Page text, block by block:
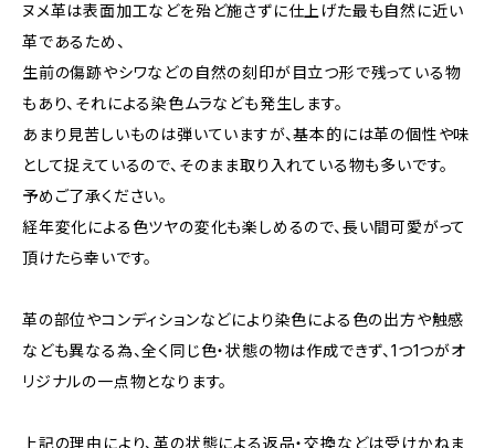
ヌメ革は表面加工などを殆ど施さずに仕上げた最も自然に近い
革であるため、
生前の傷跡やシワなどの自然の刻印が目立つ形で残っている物
もあり、それによる染色ムラなども発生します。
あまり見苦しいものは弾いていますが、基本的には革の個性や味
として捉えているので、そのまま取り入れている物も多いです。
予めご了承ください。
経年変化による色ツヤの変化も楽しめるので、長い間可愛がって
頂けたら幸いです。
革の部位やコンディションなどにより染色による色の出方や触感
なども異なる為、全く同じ色・状態の物は作成できず、1つ1つがオ
リジナルの一点物となります。
上記の理由により、革の状態による返品・交換などは受けかねま